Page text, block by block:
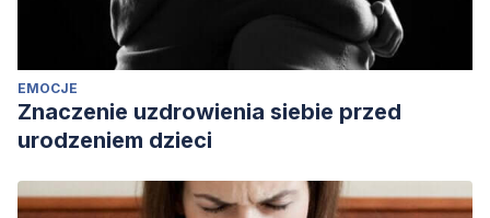
EMOCJE
Znaczenie uzdrowienia siebie przed
urodzeniem dzieci